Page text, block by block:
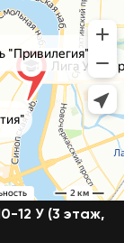
12 У (3 этаж,
и курсов
20:00